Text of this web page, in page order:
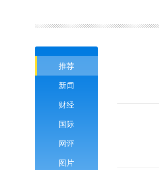
推荐
新闻
财经
国际
网评
图片